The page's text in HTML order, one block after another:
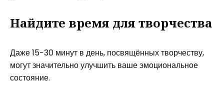
Найдите время для творчества
Даже 15-30 минут в день, посвящённых творчеству,
могут значительно улучшить ваше эмоциональное
состояние.